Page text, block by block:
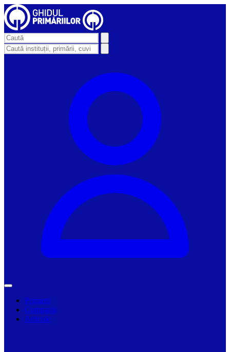
Primarii
Companii
Articole